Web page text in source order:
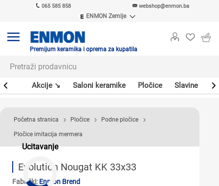
065 585 858 webshop@enmon.ba
ENMON Zemlje
ENMON MKD
Premijum keramika i oprema za kupatila
Akcije ↘ Saloni keramike Pločice Slavine
Ucitavanje
Početna stranica Pločice Podne pločice
Pločice imitacija mermera
Evolution Nougat KK 33x33
Fabrički: Enmon Brend